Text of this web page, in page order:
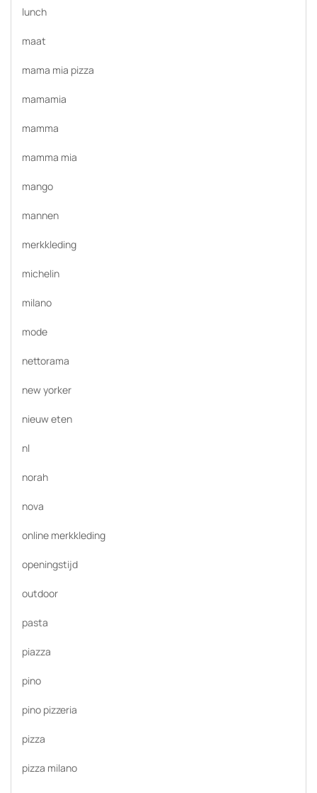
lunch
maat
mama mia pizza
mamamia
mamma
mamma mia
mango
mannen
merkkleding
michelin
milano
mode
nettorama
new yorker
nieuw eten
nl
norah
nova
online merkkleding
openingstijd
outdoor
pasta
piazza
pino
pino pizzeria
pizza
pizza milano